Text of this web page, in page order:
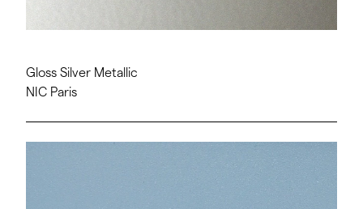
Gloss Silver Metallic
NIC Paris